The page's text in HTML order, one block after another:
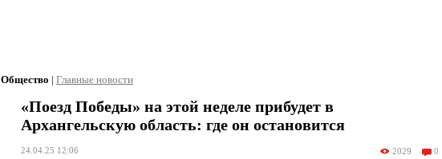
Общество | Главные новости
«Поезд Победы» на этой неделе прибудет в
Архангельскую область: где он остановится
24.04.25 12:06 2029 0